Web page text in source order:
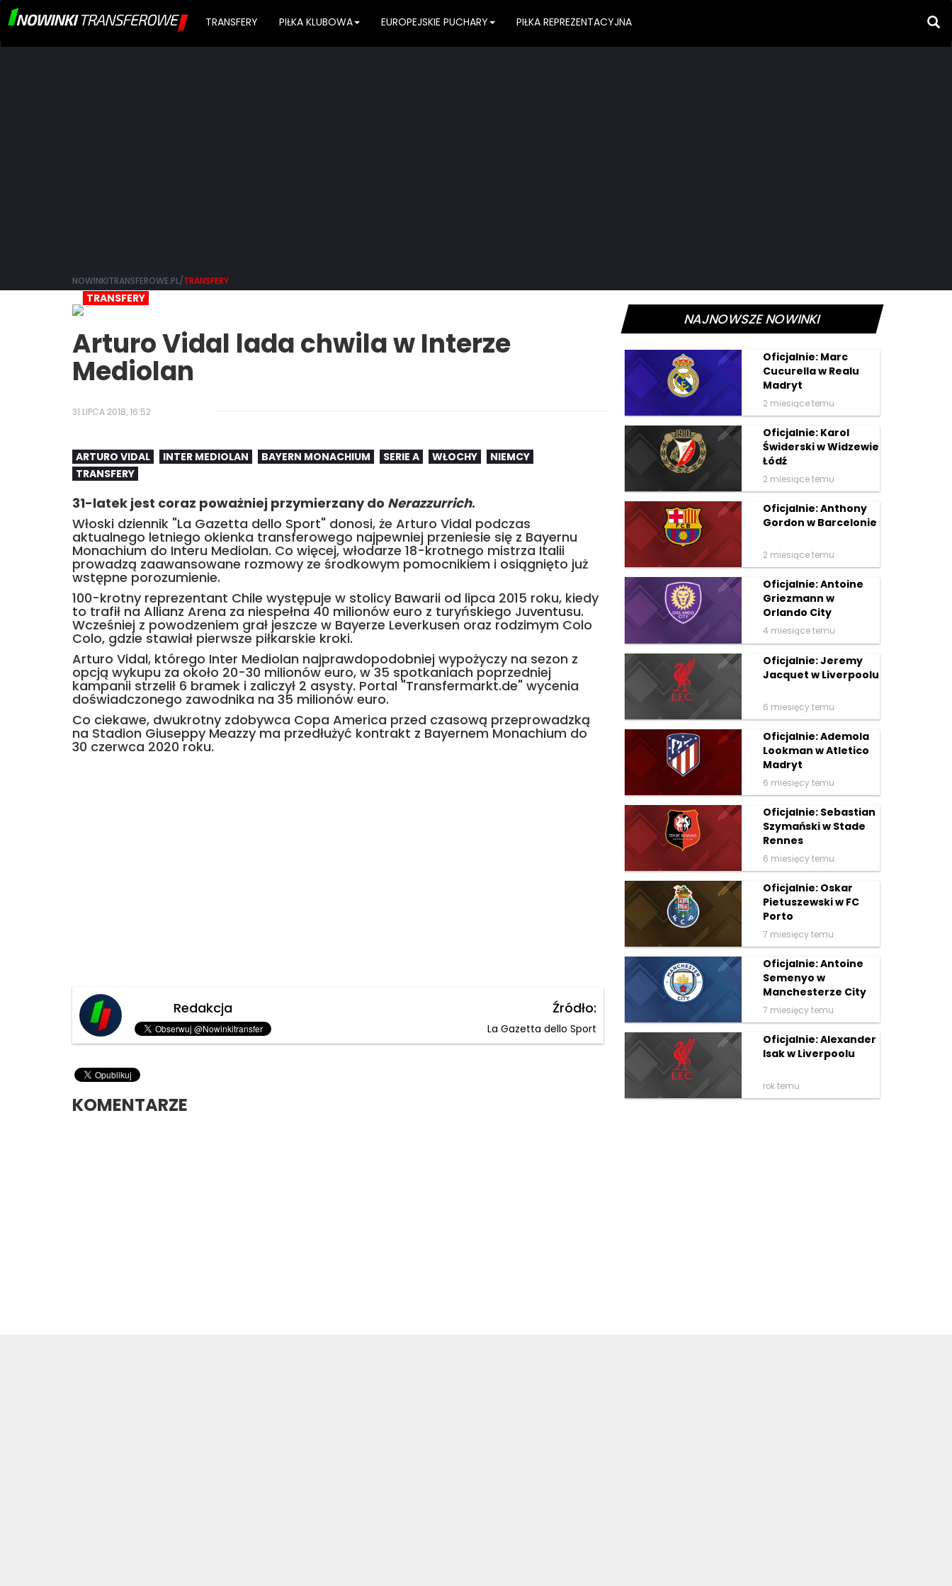
TRANSFERY PIŁKA KLUBOWA EUROPEJSKIE PUCHARY PIŁKA REPREZENTACYJNA
NOWINKITRANSFEROWE.PL/TRANSFERY
TRANSFERY
Arturo Vidal lada chwila w Interze
Mediolan
31 LIPCA 2018, 16:52
ARTURO VIDAL INTER MEDIOLAN BAYERN MONACHIUM SERIE A WŁOCHY
NIEMCY
TRANSFERY
31-latek jest coraz poważniej przymierzany do Nerazzurrich.
Włoski dziennik "La Gazetta dello Sport" donosi, że Arturo Vidal podczas
aktualnego letniego okienka transferowego najpewniej przeniesie się z Bayernu
Monachium do Interu Mediolan. Co więcej, włodarze 18-krotnego mistrza Italii
prowadzą zaawansowane rozmowy ze środkowym pomocnikiem i osiągnięto już
wstępne porozumienie.
100-krotny reprezentant Chile występuje w stolicy Bawarii od lipca 2015 roku, kiedy
to trafił na Allianz Arena za niespełna 40 milionów euro z turyńskiego Juventusu.
Wcześniej z powodzeniem grał jeszcze w Bayerze Leverkusen oraz rodzimym Colo
Colo, gdzie stawiał pierwsze piłkarskie kroki.
Arturo Vidal, którego Inter Mediolan najprawdopodobniej wypożyczy na sezon z
opcją wykupu za około 20-30 milionów euro, w 35 spotkaniach poprzedniej
kampanii strzelił 6 bramek i zaliczył 2 asysty. Portal "Transfermarkt.de" wycenia
doświadczonego zawodnika na 35 milionów euro.
Co ciekawe, dwukrotny zdobywca Copa America przed czasową przeprowadzką
na Stadion Giuseppy Meazzy ma przedłużyć kontrakt z Bayernem Monachium do
30 czerwca 2020 roku.
Redakcja Źródło:
La Gazetta dello Sport
KOMENTARZE
NAJNOWSZE NOWINKI
Oficjalnie: Marc
Cucurella w Realu
Madryt
2 miesiące temu
Oficjalnie: Karol
Świderski w Widzewie
Łódź
2 miesiące temu
Oficjalnie: Anthony
Gordon w Barcelonie
2 miesiące temu
Oficjalnie: Antoine
Griezmann w
Orlando City
4 miesiące temu
Oficjalnie: Jeremy
Jacquet w Liverpoolu
6 miesięcy temu
Oficjalnie: Ademola
Lookman w Atletico
Madryt
6 miesięcy temu
Oficjalnie: Sebastian
Szymański w Stade
Rennes
6 miesięcy temu
Oficjalnie: Oskar
Pietuszewski w FC
Porto
7 miesięcy temu
Oficjalnie: Antoine
Semenyo w
Manchesterze City
7 miesięcy temu
Oficjalnie: Alexander
Isak w Liverpoolu
rok temu